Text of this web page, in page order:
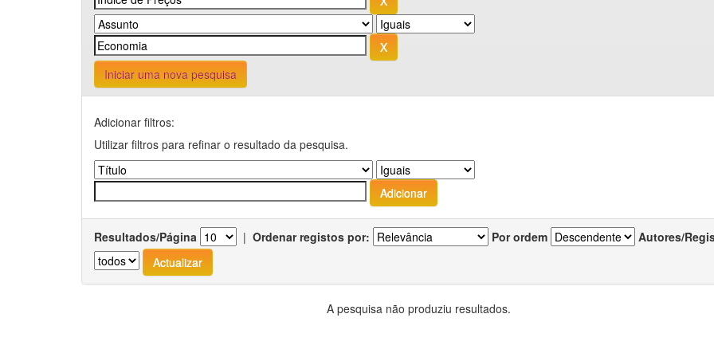
Iniciar uma nova pesquisa
Adicionar filtros:
Utilizar filtros para refinar o resultado da pesquisa.
Resultados/Página | Ordenar registos por: Por ordem Autores/
A pesquisa não produziu resultados.